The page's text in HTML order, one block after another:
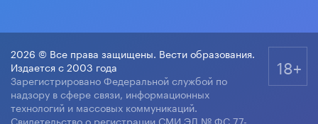
2026 © Все права защищены. Вести образования.
Издается с 2003 года
Зарегистрировано Федеральной службой по
надзору в сфере связи, информационных
технологий и массовых коммуникаций.
Свидетельство о регистрации СМИ ЭЛ № ФС 77-
18+